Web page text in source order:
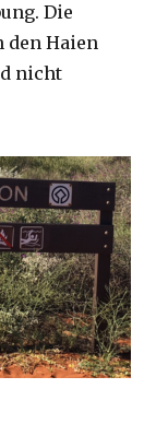
Die
den Haien
nicht